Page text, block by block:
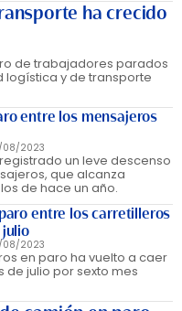
ha crecido
de trabajadores parados
logística y de transporte
entre los mensajeros
08/2023
un leve descenso
que alcanza
de hace un año.
entre los carretilleros
08/2023
en paro ha vuelto a caer
julio por sexto mes